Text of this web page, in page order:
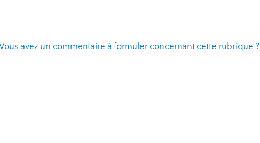
avez un commentaire à formuler concernant cette rubrique ?